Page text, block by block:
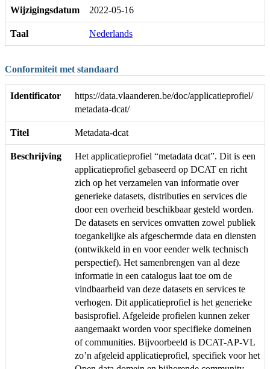
Wijzigingsdatum 2022-05-16
Taal Nederlands
Conformiteit met standaard
Identificator
https://data.vlaanderen.be/doc/applicatieprofiel/
metadata-dcat/
Titel Metadata-dcat
Beschrijving
Het applicatieprofiel “metadata dcat”. Dit is een
applicatieprofiel gebaseerd op DCAT en richt
zich op het verzamelen van informatie over
generieke datasets, distributies en services die
door een overheid beschikbaar gesteld worden.
De datasets en services omvatten zowel publiek
toegankelijke als afgeschermde data en diensten
(ontwikkeld in en voor eender welk technisch
perspectief). Het samenbrengen van al deze
informatie in een catalogus laat toe om de
vindbaarheid van deze datasets en services te
verhogen. Dit applicatieprofiel is het generieke
basisprofiel. Afgeleide profielen kunnen zeker
aangemaakt worden voor specifieke domeinen
of communities. Bijvoorbeeld is DCAT-AP-VL
zo’n afgeleid applicatieprofiel, specifiek voor het